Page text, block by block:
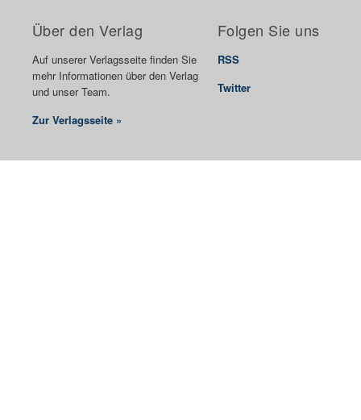
Über den Verlag
Auf unserer Verlagsseite finden Sie
mehr Informationen über den Verlag
und unser Team.
Zur Verlagsseite »
Folgen Sie uns
RSS
Twitter